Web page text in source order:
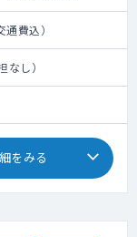
費込）
なし）
をみる